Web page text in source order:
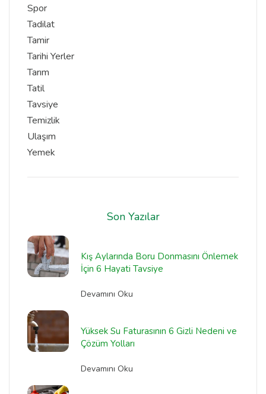
Spor
Tadilat
Tamir
Tarihi Yerler
Tarım
Tatil
Tavsiye
Temizlik
Ulaşım
Yemek
Son Yazılar
Kış Aylarında Boru Donmasını Önlemek
İçin 6 Hayati Tavsiye
Devamını Oku
Yüksek Su Faturasının 6 Gizli Nedeni ve
Çözüm Yolları
Devamını Oku